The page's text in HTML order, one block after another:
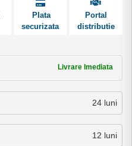
Plata
securizata
Portal
distributie
Livrare Imediata
24 luni
12 luni